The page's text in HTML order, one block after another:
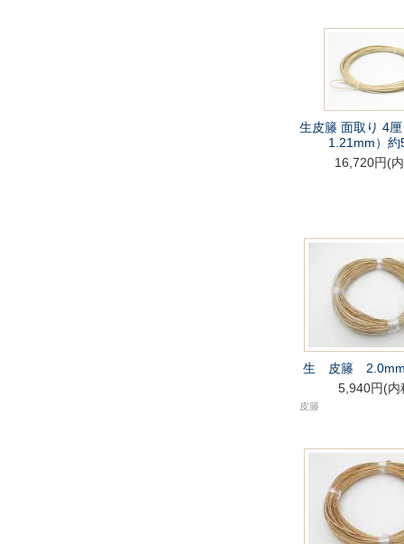
生皮籐 面取り
1.21mm）約
16,720円(
生 皮籐
5,940円(内
皮籐